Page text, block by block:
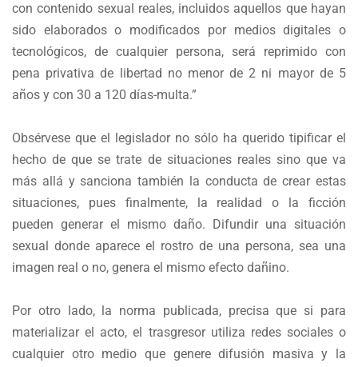
con contenido sexual reales, incluidos aquellos que hayan
sido elaborados o modificados por medios digitales o
tecnológicos, de cualquier persona, será reprimido con
pena privativa de libertad no menor de 2 ni mayor de 5
años y con 30 a 120 días-multa.”
Obsérvese que el legislador no sólo ha querido tipificar el
hecho de que se trate de situaciones reales sino que va
más allá y sanciona también la conducta de crear estas
situaciones, pues finalmente, la realidad o la ficción
pueden generar el mismo daño. Difundir una situación
sexual donde aparece el rostro de una persona, sea una
imagen real o no, genera el mismo efecto dañino.
Por otro lado, la norma publicada, precisa que si para
materializar el acto, el trasgresor utiliza redes sociales o
cualquier otro medio que genere difusión masiva y la